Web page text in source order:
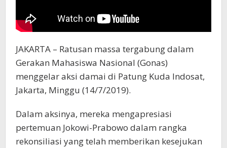
JAKARTA – Ratusan massa tergabung dalam
Gerakan Mahasiswa Nasional (Gonas)
menggelar aksi damai di Patung Kuda Indosat,
Jakarta, Minggu (14/7/2019).
Dalam aksinya, mereka mengapresiasi
pertemuan Jokowi-Prabowo dalam rangka
rekonsiliasi yang telah memberikan kesejukan